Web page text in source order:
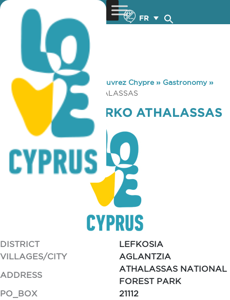
FR
You are here: Home »Découvrez Chypre» Gastronomy»
CAFFE NERO PARKO ATHALASSAS
CAFFE NERO PARKO ATHALASSAS
DISTRICT
LEFKOSIA
VILLAGES/CITY
AGLANTZIA
ADDRESS
ATHALASSAS NATIONAL
FOREST PARK
PO_BOX
21112